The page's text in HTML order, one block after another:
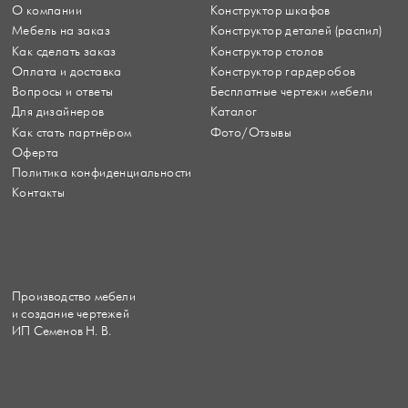
О компании
Мебель на заказ
Как сделать заказ
Оплата и доставка
Вопросы и ответы
Для дизайнеров
Как стать партнёром
Оферта
Политика конфиденциальности
Контакты
Конструктор шкафов
Конструктор деталей (распил)
Конструктор столов
Конструктор гардеробов
Бесплатные чертежи мебели
Каталог
Фото/Отзывы
Производство мебели
и создание чертежей
ИП Семенов Н. В.